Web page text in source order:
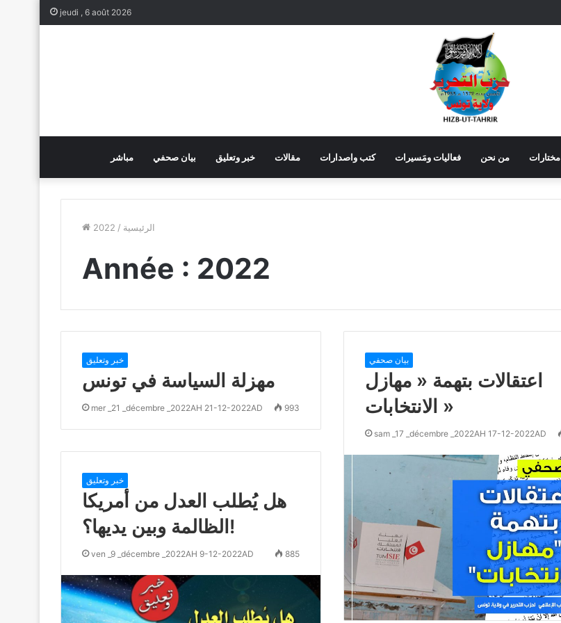
jeudi , 6 août 2026
مباشر بيان صحفي خبر وتعليق مقالات كتب واصدارات فعاليات ومَسيرات من نحن مختارات
الرئيسية /
2022
Année : 2022
خبر وتعليق
مهزلة السياسة في تونس
mer _21 _décembre _2022AH 21-12-2022AD 993
بيان صحفي
اعتقالات بتهمة « مهازل
الانتخابات »
sam _17 _décembre _2022AH 17-12-2022AD
خبر وتعليق
هل يُطلب العدل من أمريكا
الظالمة وبين يديها؟!
ven _9 _décembre _2022AH 9-12-2022AD 885